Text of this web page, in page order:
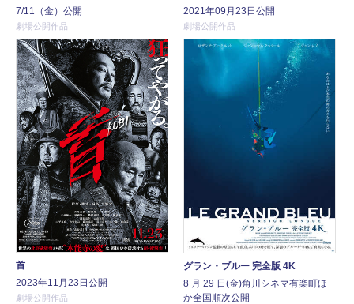
7/11（金）公開
劇場公開作品
2021年09月23日公開
劇場公開作品
首
2023年11月23日公開
劇場公開作品
グラン・ブルー 完全版 4K
8 月 29 日(金)角川シネマ有楽町ほ
か全国順次公開